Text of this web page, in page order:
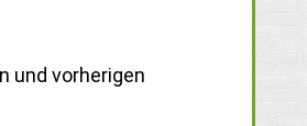
und vorherigen